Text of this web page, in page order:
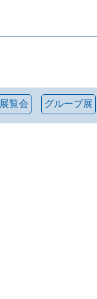
覧会 グループ展